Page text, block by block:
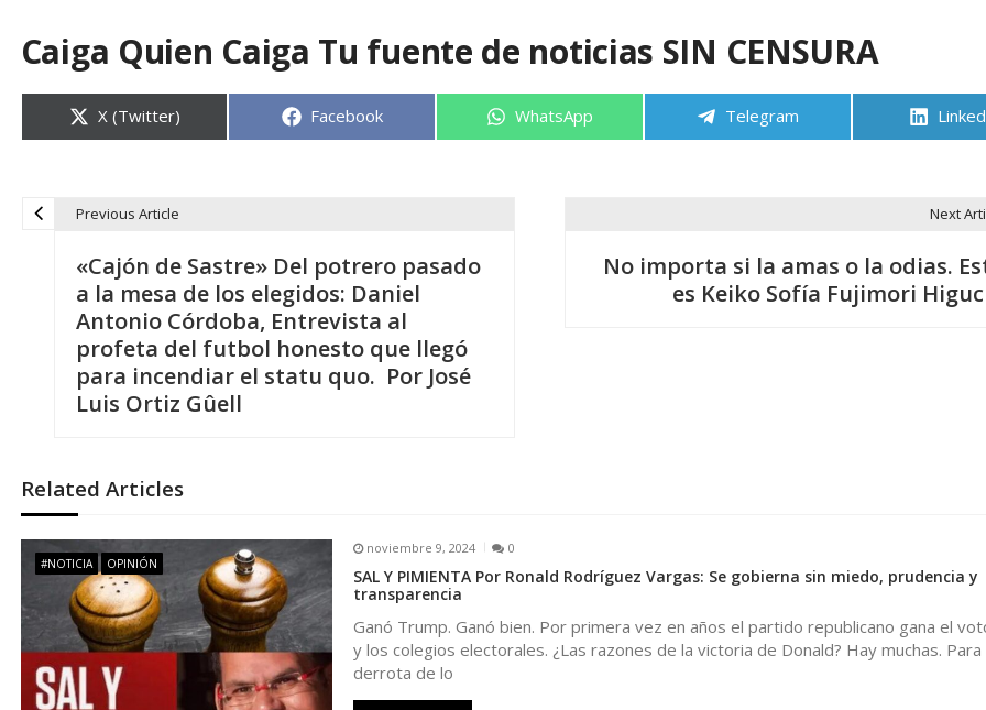
Caiga Quien Caiga Tu fuente de noticias SIN CENSURA
Compartir
en
X (Twitter) Compartir
Facebook Compartir
WhatsApp Compartir
Telegram
a
c
i
ó
Previous Article
«Cajón de Sastre» Del potrero pasado
a la mesa de los elegidos: Daniel
Antonio Córdoba, Entrevista al
profeta del futbol honesto que llegó
para incendiar el statu quo. Por José
Luis Ortiz Gûell
Next
No importa si la amas o la odias.
es Keiko Sofía Fujimori
Related Articles
#NOTICIA OPINIÓN
noviembre 9, 2024 0
SAL Y PIMIENTA Por Ronald Rodríguez Vargas: Se gobierna sin miedo, prudencia y
transparencia
Ganó Trump. Ganó bien. Por primera vez en años el partido republicano gana el
y los colegios electorales. ¿Las razones de la victoria de Donald? Hay muchas. Para
derrota de lo